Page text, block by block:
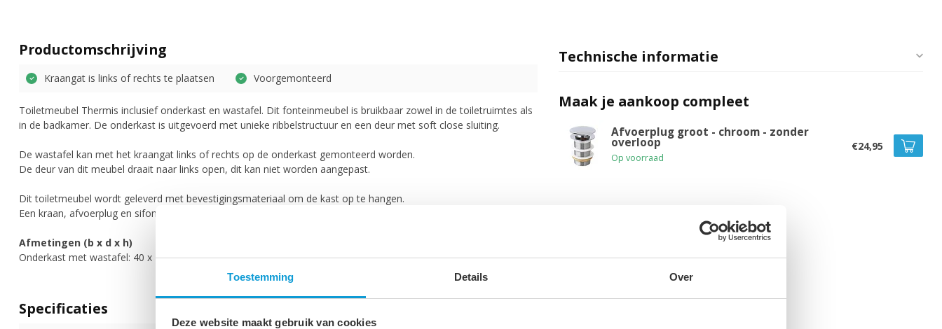
Toestemming Details Over
Deze website maakt gebruik van cookies
Productomschrijving
Kraangat is links of rechts te plaatsen Voorgemonteerd
Toiletmeubel Thermis inclusief onderkast en wastafel. Dit fonteinmeubel is bruikbaar zowel in de toiletruimtes als
in de badkamer. De onderkast is uitgevoerd met unieke ribbelstructuur en een deur met soft close sluiting.
De wastafel kan met het kraangat links of rechts op de onderkast gemonteerd worden.
De deur van dit meubel draait naar links open, dit kan niet worden aangepast.
Dit toiletmeubel wordt geleverd met bevestigingsmateriaal om de kast op te hangen.
Een kraan, afvoerplug en sifon zijn niet bij de set inbegrepen.
Afmetingen (b x d x h)
Onderkast met wastafel: 40 x 22 x 53 cm
Specificaties
Technische informatie
Maak je aankoop compleet
Afvoerplug groot - chroom - zonder
overloop
Op voorraad
€24,95